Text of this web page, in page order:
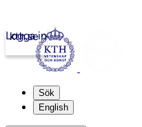
kth.se
Logga in
Sök
English